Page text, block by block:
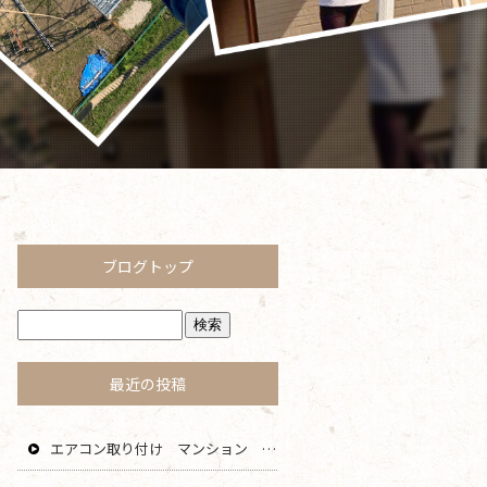
ブログトップ
最近の投稿
エアコン取り付け マンション 鎌倉 逗子 藤沢 横浜 エリア